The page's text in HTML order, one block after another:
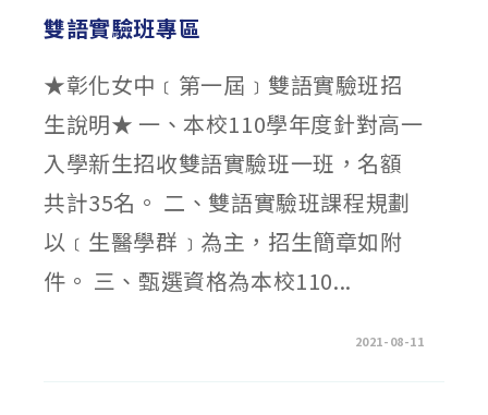
年
度
性
向
賦
優
學
生
班
鑑
定
安
計
畫〉
雙語實驗班專區
★彰化女中﹝第一屆﹞雙語實驗班招
生說明★ 一、本校110學年度針對高一
入學新生招收雙語實驗班一班，名額
共計35名。 二、雙語實驗班課程規劃
以﹝生醫學群﹞為主，招生簡章如附
件。 三、甄選資格為本校110...
2021-08-11